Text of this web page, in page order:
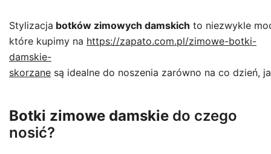
Stylizacja botków zimowych damskich to niezwykle
które kupimy na https://zapato.com.pl/zimowe-botki-
damskie-
skorzane są idealne do noszenia zarówno na co dzień,
Botki zimowe damskie do czego
nosić?